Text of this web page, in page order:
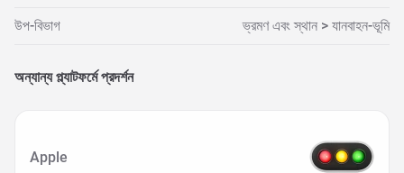
উপ-বিভাগ ভ্রমণ এবং স্থান > যানবাহন-ভূমি
অন্যান্য প্ল্যাটফর্মে প্রদর্শন
Apple